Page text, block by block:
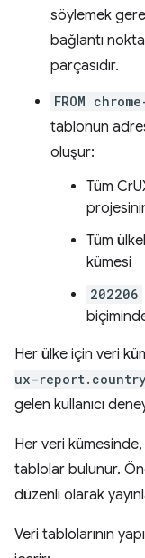
söylemek
bağlantı
parçasıdır.
FROM
tablonun
oluşur:
Tüm
Tüm
kümesi
202206
Her ülke için veri
ux-
gelen kullanıcı
Her veri
tablolar bulunur.
düzenli olarak
Veri tablolarının